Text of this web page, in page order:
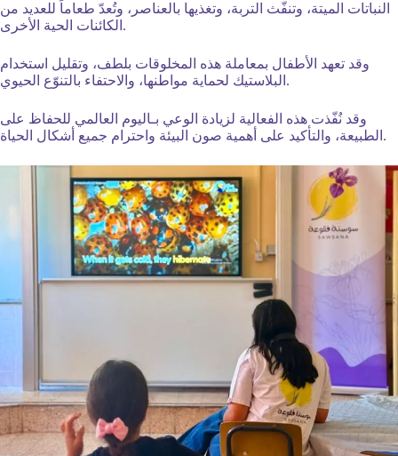
النباتات الميتة، وتنفّث التربة، وتغذيها بالعناصر، وتُعدّ طعاماً للعديد من
الكائنات الحية الأخرى.
وقد تعهد الأطفال بمعاملة هذه المخلوقات بلطف، وتقليل استخدام
البلاستيك لحماية مواطنها، والاحتفاء بالتنوّع الحيوي.
وقد نُفّذت هذه الفعالية لزيادة الوعي بـاليوم العالمي للحفاظ على
الطبيعة، والتأكيد على أهمية صون البيئة واحترام جميع أشكال الحياة.